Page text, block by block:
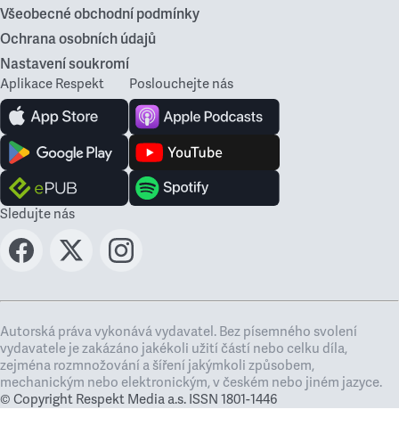
Všeobecné obchodní podmínky
Ochrana osobních údajů
Nastavení soukromí
Aplikace Respekt Poslouchejte nás
Sledujte nás
Autorská práva vykonává vydavatel. Bez písemného svolení
vydavatele je zakázáno jakékoli užití částí nebo celku díla,
zejména rozmnožování a šíření jakýmkoli způsobem,
mechanickým nebo elektronickým, v českém nebo jiném jazyce.
© Copyright Respekt Media a.s. ISSN 1801-1446